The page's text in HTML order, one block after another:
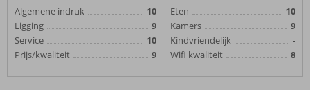
Algemene indruk
10
Ligging
9
Service
10
Prijs/kwaliteit
9
Eten
10
Kamers
9
Kindvriendelijk
-
Wifi kwaliteit
8